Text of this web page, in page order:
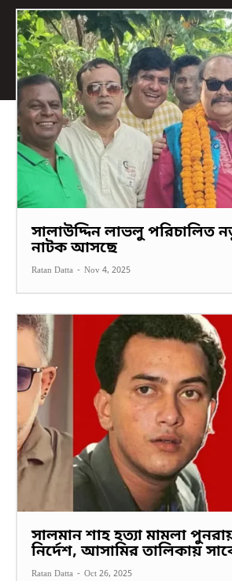
সালাউদ্দিন লাভলু পরিচালিত
নাটক আসছে
Ratan Datta - Nov 4, 2025
সালমান শাহ হত্যা মামলা
নির্দেশ, আসামির তালিকায়
Ratan Datta - Oct 26, 2025